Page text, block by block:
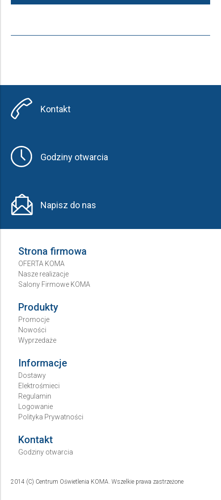
Kontakt
Godziny otwarcia
Napisz do nas
Strona firmowa
OFERTA KOMA
Nasze realizacje
Salony Firmowe KOMA
Produkty
Promocje
Nowości
Wyprzedaże
Informacje
Dostawy
Elektrośmieci
Regulamin
Logowanie
Polityka Prywatności
Kontakt
Godziny otwarcia
2014 (C) Centrum Oświetlenia KOMA. Wszelkie prawa zastrzeżone